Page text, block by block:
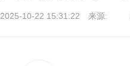
2025-10-22 15:31:22 来源: